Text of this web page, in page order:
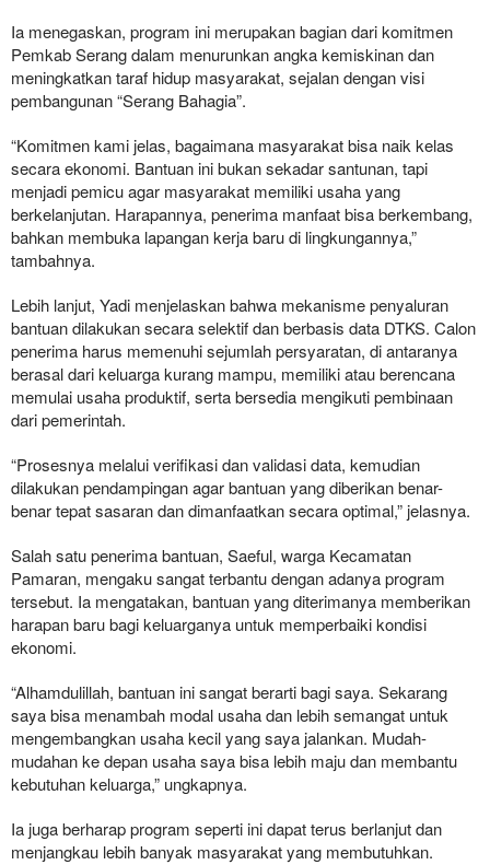
Ia menegaskan, program ini merupakan bagian dari komitmen
Pemkab Serang dalam menurunkan angka kemiskinan dan
meningkatkan taraf hidup masyarakat, sejalan dengan visi
pembangunan “Serang Bahagia”.
“Komitmen kami jelas, bagaimana masyarakat bisa naik kelas
secara ekonomi. Bantuan ini bukan sekadar santunan, tapi
menjadi pemicu agar masyarakat memiliki usaha yang
berkelanjutan. Harapannya, penerima manfaat bisa berkembang,
bahkan membuka lapangan kerja baru di lingkungannya,”
tambahnya.
Lebih lanjut, Yadi menjelaskan bahwa mekanisme penyaluran
bantuan dilakukan secara selektif dan berbasis data DTKS. Calon
penerima harus memenuhi sejumlah persyaratan, di antaranya
berasal dari keluarga kurang mampu, memiliki atau berencana
memulai usaha produktif, serta bersedia mengikuti pembinaan
dari pemerintah.
“Prosesnya melalui verifikasi dan validasi data, kemudian
dilakukan pendampingan agar bantuan yang diberikan benar-
benar tepat sasaran dan dimanfaatkan secara optimal,” jelasnya.
Salah satu penerima bantuan, Saeful, warga Kecamatan
Pamaran, mengaku sangat terbantu dengan adanya program
tersebut. Ia mengatakan, bantuan yang diterimanya memberikan
harapan baru bagi keluarganya untuk memperbaiki kondisi
ekonomi.
“Alhamdulillah, bantuan ini sangat berarti bagi saya. Sekarang
saya bisa menambah modal usaha dan lebih semangat untuk
mengembangkan usaha kecil yang saya jalankan. Mudah-
mudahan ke depan usaha saya bisa lebih maju dan membantu
kebutuhan keluarga,” ungkapnya.
Ia juga berharap program seperti ini dapat terus berlanjut dan
menjangkau lebih banyak masyarakat yang membutuhkan.